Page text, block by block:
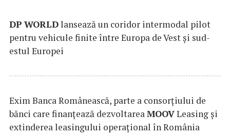
DP WORLDlansează un coridor intermodal pilot
pentru vehicule finite între Europa de Vest și sud-
estul Europei
Exim Banca Românească, parte a consorțiului de
bănci care finanțează dezvoltareaMOOVLeasing și
extinderea leasingului operațional în România